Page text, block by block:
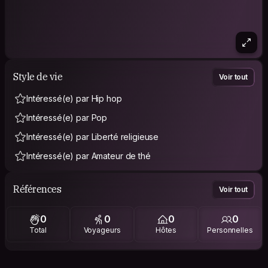
Style de vie Voir tout
Intéressé(e) par Hip hop
Intéressé(e) par Pop
Intéressé(e) par Liberté religieuse
Intéressé(e) par Amateur de thé
Références Voir tout
0
Total
0
Voyageurs
0
Hôtes
0
Personnelles